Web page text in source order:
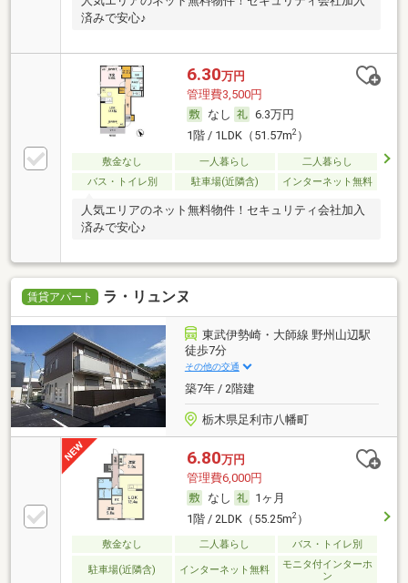
済みで安心♪
6.30万円
管理費3,500円
なし
6.3万円
1階 / 1LDK（51.57m2）
敷金なし 一人暮らし
二人暮らし
バス・トイレ別
駐車場(近隣含) インターネット無料
人気エリアのネット無料物件！セキュリティ会社加入
済みで安心♪
賃貸アパート ラ・リュンヌ
東武伊勢崎・大師線 野州山辺駅
徒歩7分
その他の交通
築7年 / 2階建
栃木県足利市八幡町
6.80万円
管理費6,000円
なし
1ヶ月
1階 / 2LDK（55.25m2）
敷金なし 二人暮らし バス・トイレ別
駐車場(近隣含) インターネット無料
モニタ付インターホ
ン